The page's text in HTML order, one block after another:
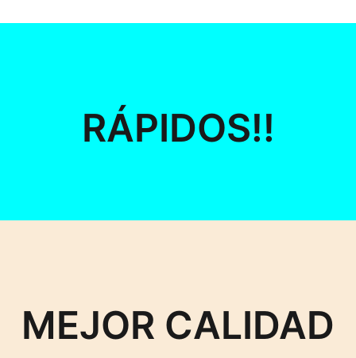
RÁPIDOS!!
MEJOR CALIDAD